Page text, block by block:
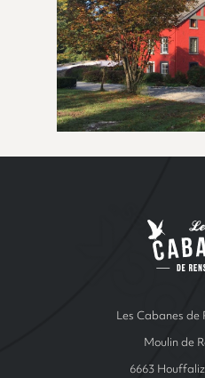
Les Cabanes de
Moulin de
6663